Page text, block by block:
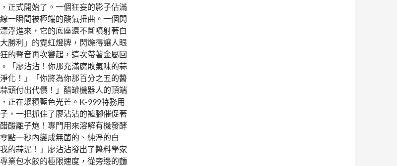
正式開始了。一個狂妄的影子佔滿
一瞬間被極端的酸氣扭曲。一個閃
浮進來，它的底座還不斷噴射著白
勝利」的霓虹燈牌，閃爍得讓人眼
的聲音再次響起，這次帶著金屬回
「廖沾沾！你那充滿腐敗氣味的蒜
化！」「你將為你那百分之五的醬
頭付出代價！」醋罐機器人的頂端
正在聚積藍色光芒。K-999特務用
，一把抓住了廖沾沾的褲腳催促著
酸離子炮！專門用來溶解有機發酵
點一秒內變成無菌的、純淨的白
的蒜泥！」廖沾沾發出了醬料學家
業包水餃的極限速度，從旁邊的麵